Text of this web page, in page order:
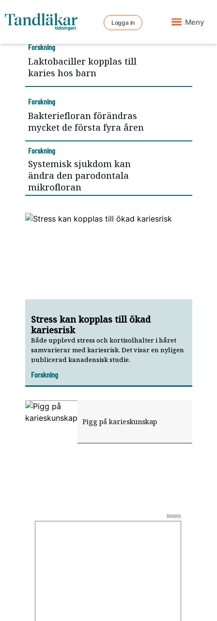
Logga in Meny
Stress kan kopplas till ökad
kariesrisk
Både upplevd stress och kortisolhalter i håret
samvarierar med kariesrisk. Det visar en nyligen
publi­cerad kanadensisk studie.
Forskning
Laktobaciller kopplas till
karies hos barn
Forskning
Bakteriefloran förändras
mycket de första fyra åren
Forskning
Systemisk sjukdom kan
ändra den parodontala
mikrofloran
Forskning
Pigg på karieskunskap
Annons